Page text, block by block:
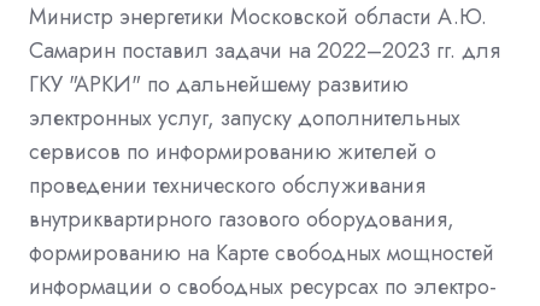
Министр энергетики Московской области А.Ю.
Самарин поставил задачи на 2022–2023 гг. для
ГКУ "АРКИ" по дальнейшему развитию
электронных услуг, запуску дополнительных
сервисов по информированию жителей о
проведении технического обслуживания
внутриквартирного газового оборудования,
формированию на Карте свободных мощностей
информации о свободных ресурсах по электро-